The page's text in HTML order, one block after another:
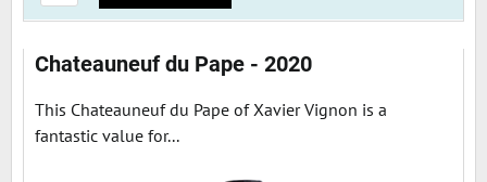
Chateauneuf du Pape - 2020
This Chateauneuf du Pape of Xavier Vignon is a
fantastic value for...